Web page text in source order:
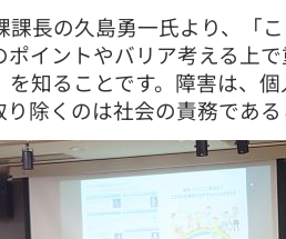
長の久島勇一氏より、「
イントやバリア考える上
知ることです。障害は、
除くのは社会の責務である